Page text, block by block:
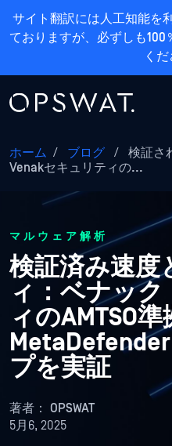
サイト翻訳には人工知能を
ておりますが、必ずしも
くだ
ホーム / ブログ /
検証さ
Venakセキュリティの...
マルウェア解析
検証済み速度
ィ：ベナッ
ィのAMTSO
プを実証
著者： OPSWAT
5月6, 2025